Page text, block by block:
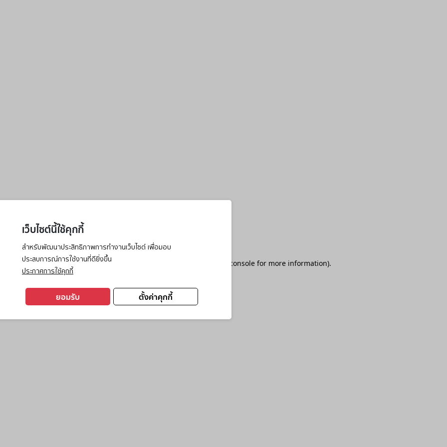
เว็บไซต์นี้ใช้คุกกี้
สำหรับพัฒนาประสิทธิภาพการทำงานเว็บไซต์ เพื่อมอบ
ประสบการณ์การใช้งานที่ดียิ่งขึ้น
ประกาศการใช้คุกกี้
ตั้งค่าคุกกี้
ยอมรับ
has occurred while loading browser console for more information).